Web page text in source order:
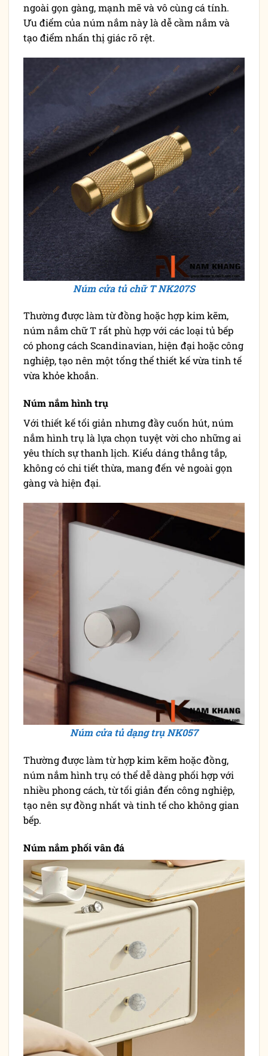
ngoài gọn gàng, mạnh mẽ và vô cùng cá tính.
Ưu điểm của núm nắm này là dễ cầm nắm và
tạo điểm nhấn thị giác rõ rệt.
Núm cửa tủ chữ T NK207S
Thường được làm từ đồng hoặc hợp kim kẽm,
núm nắm chữ T rất phù hợp với các loại tủ bếp
có phong cách Scandinavian, hiện đại hoặc công
nghiệp, tạo nên một tổng thể thiết kế vừa tinh tế
vừa khỏe khoắn.
Núm nắm hình trụ
Với thiết kế tối giản nhưng đầy cuốn hút, núm
nắm hình trụ là lựa chọn tuyệt vời cho những ai
yêu thích sự thanh lịch. Kiểu dáng thẳng tắp,
không có chi tiết thừa, mang đến vẻ ngoài gọn
gàng và hiện đại.
Núm cửa tủ dạng trụ NK057
Thường được làm từ hợp kim kẽm hoặc đồng,
núm nắm hình trụ có thể dễ dàng phối hợp với
nhiều phong cách, từ tối giản đến công nghiệp,
tạo nên sự đồng nhất và tinh tế cho không gian
bếp.
Núm nắm phối vân đá